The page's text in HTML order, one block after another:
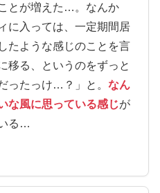
とが増えた…。なんか
に入っては、一定期間居
たような感じのことを言
移る、というのをずっと
ったっけ…？」と。 なん
な風に思っている感じが
る…